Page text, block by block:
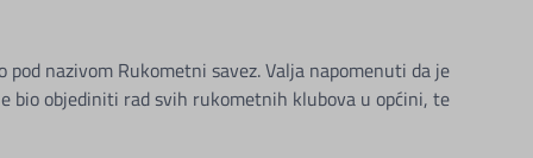
nazivom Rukometni savez. Valja napomenuti da je
bio objediniti rad svih rukometnih klubova u općini, te